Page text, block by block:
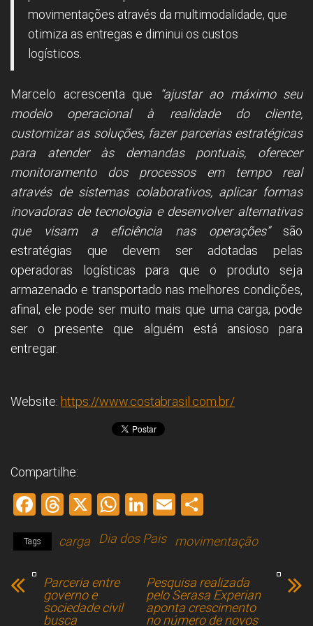
movimentações através da multimodalidade, que
otimiza as entregas e diminui os custos
logísticos.
Marcelo acrescenta que
“ajustar ao máximo seu
modelo operacional à realidade do cliente,
customizar as soluções, fazer parcerias estratégicas
para atender às demandas pontuais, oferecer
monitoramento dos processos em tempo real
através de sistemas colaborativos, aplicar formas
inovadoras de tecnologia e desenvolver alternativas
que visam a eficiência nas operações”são
estratégias que devem ser adotadas pelas
operadoras logísticas para que o produto seja
armazenado e transportado nas melhores condições,
afinal, ele pode ser muito mais que uma carga, pode
ser o presente que alguém está ansioso para
entregar.
Website: https://www.costabrasil.com.br/
Compartilhe:
F
a
ce
b
o
ok
T
e
d
s
X
W
h
at
p
Li
nk
e
dI
n
E
ai ar
Tags carga Dia dos Pais movimentação
Parceria entre
governo e
sociedade civil
busca
Pesquisa realizada
pelo Serasa Experian
aponta crescimento
no número de novos